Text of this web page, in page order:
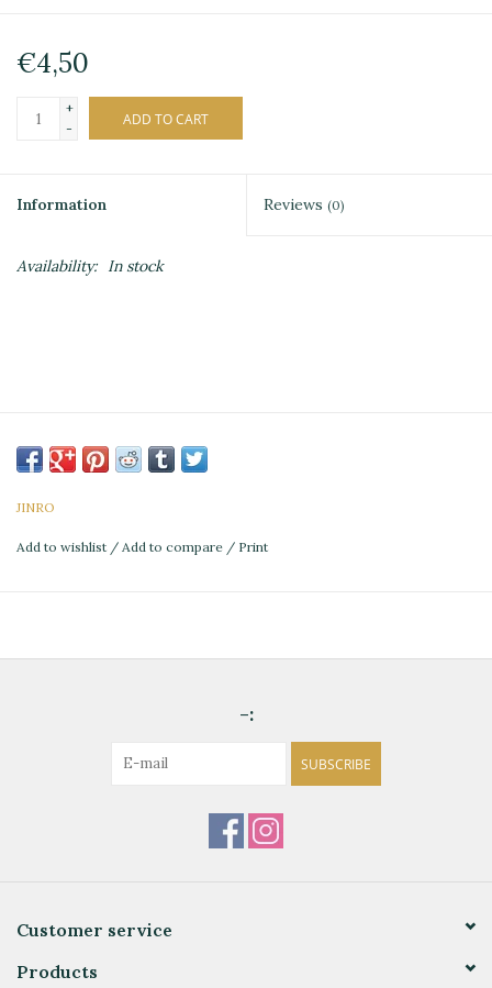
€4,50
+
-
ADD TO CART
Information Reviews (0)
Availability: In stock
JINRO
Add to wishlist / Add to compare / Print
-:
SUBSCRIBE
Customer service
Products